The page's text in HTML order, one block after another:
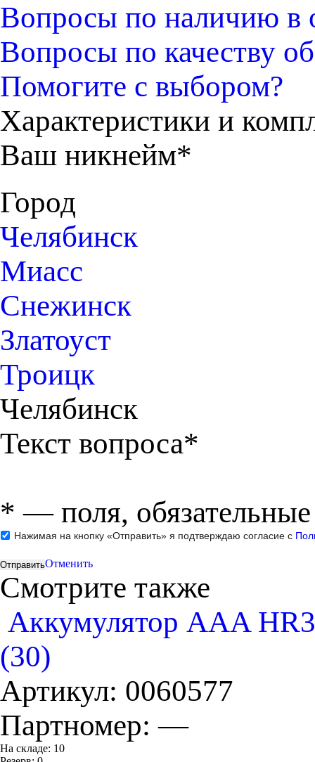
Вопросы по наличию в
Вопросы по качеству
Помогите с выбором?
Характеристики и
Ваш никнейм*
Город
Челябинск
Миасс
Снежинск
Златоуст
Троицк
Челябинск
Текст вопроса*
* — поля,
Нажимая на кнопку «Отправить» я подтверждаю согласие с
Отменить
Смотрите также
Аккумулятор ААA
(30)
Артикул: 0060577
Партномер:—
На складе: 10